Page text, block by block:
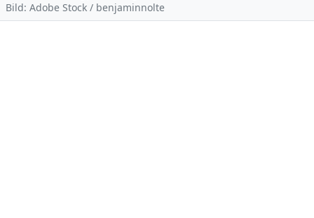
Bild: Adobe Stock / benjaminnolte